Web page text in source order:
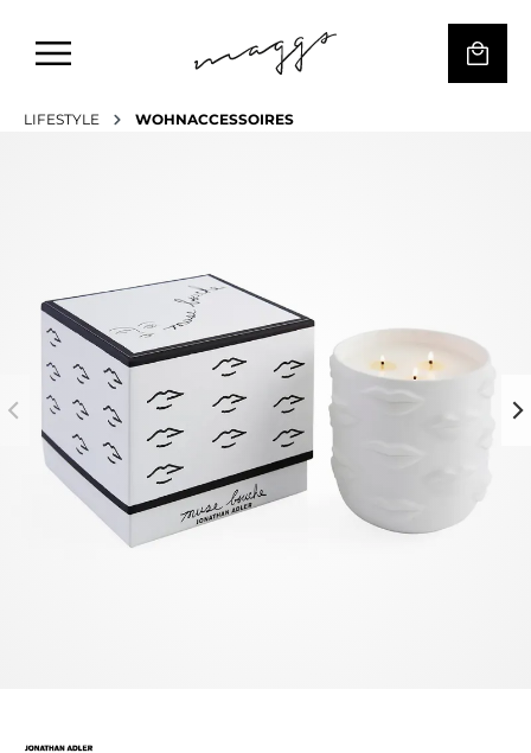
LIFESTYLE WOHNACCESSOIRES